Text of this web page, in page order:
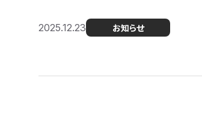
2025.12.23 お知らせ